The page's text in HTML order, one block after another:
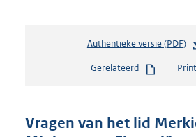
Authentieke versie (PDF)b
s
d
Gerelateerd
Vragen van het lid